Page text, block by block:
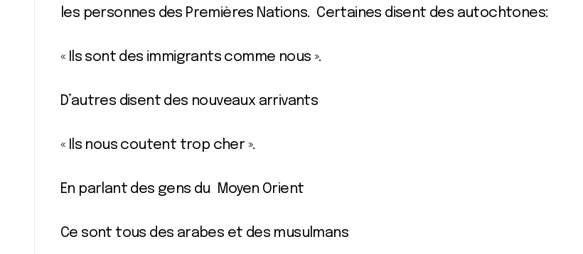
les personnes des Premières Nations. Certaines disent des autochtones:
« Ils sont des immigrants comme nous ».
D’autres disent des nouveaux arrivants
« Ils nous coutent trop cher ».
En parlant des gens du Moyen Orient
Ce sont tous des arabes et des musulmans